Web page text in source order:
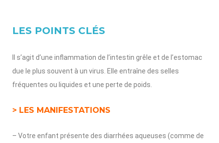
LES POINTS CLÉS
Il s’agit d’une inflammation de l’intestin grêle et de l’estomac
due le plus souvent à un virus. Elle entraîne des selles
fréquentes ou liquides et une perte de poids.
> LES MANIFESTATIONS
– Votre enfant présente des diarrhées aqueuses (comme de